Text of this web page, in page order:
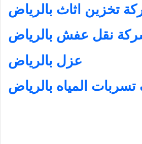
تخزين اثاث بالرياض
نقل عفش بالرياض
عزل بالرياض
المياه بالرياض